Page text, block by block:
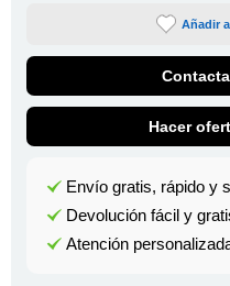
Añadir
Hacer
Envío gratis, rápido y
Devolución fácil y
Atención